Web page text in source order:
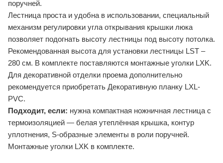
поручней.
Лестница проста и удобна в использовании, специальный
механизм регулировки угла открывания крышки люка
позволяет подогнать высоту лестницы под высоту потолка.
Рекомендованная высота для установки лестницы LST –
280 см. В комплекте поставляются монтажные уголки LXK.
Для декоративной отделки проема дополнительно
рекомендуется приобретать Декоративную планку LXL-
PVC.
Подходит, если: нужна компактная ножничная лестница с
термоизоляцией — белая утеплённая крышка, контур
уплотнения, S-образные элементы в роли поручней.
Монтажные уголки LXK в комплекте.